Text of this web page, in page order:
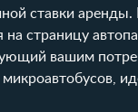
ставки
на страницу
вашим